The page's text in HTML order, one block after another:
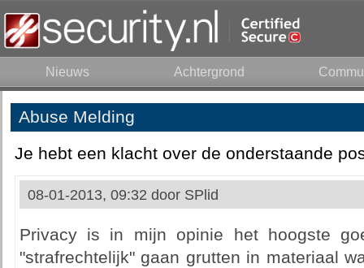
Nieuws Achtergrond
Abuse Melding
Je hebt een klacht over de onderstaande
08-01-2013, 09:32 door SPlid
Privacy is in mijn opinie het hoogste
"strafrechtelijk" gaan grutten in materiaal